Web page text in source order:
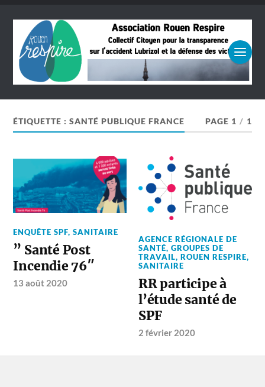
ÉTIQUETTE :SANTÉ PUBLIQUE FRANCE PAGE 1 / 1
ENQUÊTE SPF,SANITAIRE
” Santé Post
Incendie 76″
13 août 2020
AGENCE RÉGIONALE DE
SANTÉ,GROUPES DE
TRAVAIL,ROUEN RESPIRE,
SANITAIRE
RR participe à
l’étude santé de
SPF
2 février 2020